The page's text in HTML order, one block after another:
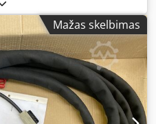
Mažas skelbimas